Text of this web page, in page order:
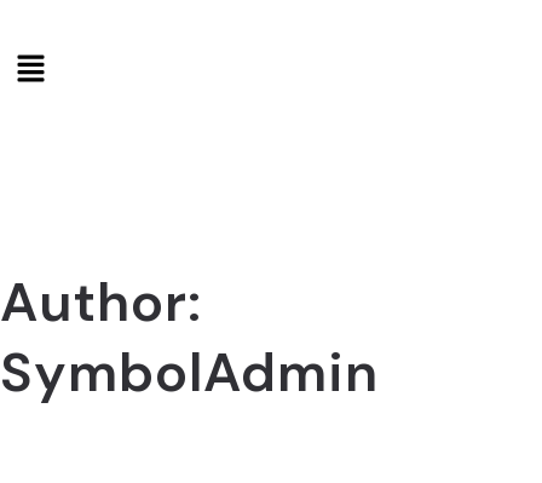
Author:
SymbolAdmin